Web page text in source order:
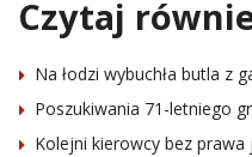
Czytaj
Na łodzi wybuchła butla z
Poszukiwania 71-letniego
Kolejni kierowcy bez prawa